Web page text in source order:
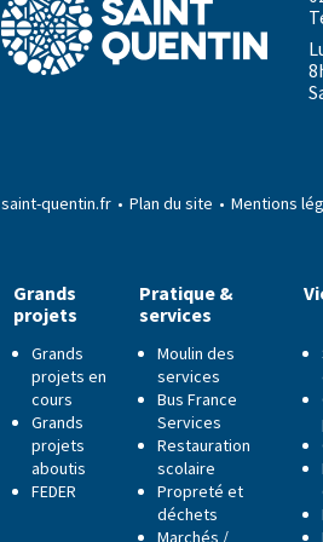
saint-quentin.fr Plan du site Mentions
Grands
projets
Grands
projets en
cours
Grands
projets
aboutis
FEDER
Pratique &
services
Moulin des
services
Bus France
Services
Restauration
scolaire
Propreté et
déchets
Marchés /